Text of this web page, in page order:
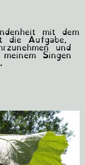
mit dem
die Aufgabe,
und
Singen